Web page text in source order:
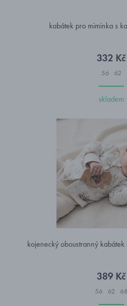
kabátek pro miminka s
332 Kč
56 62
skladem
kojenecký oboustranný
389 Kč
56 62 68